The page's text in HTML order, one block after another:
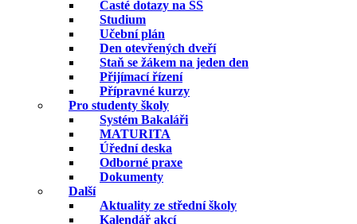
Časté dotazy na SŠ
Studium
Učební plán
Den otevřených dveří
Staň se žákem na jeden den
Přijímací řízení
Přípravné kurzy
Pro studenty školy
Systém Bakaláři
MATURITA
Úřední deska
Odborné praxe
Dokumenty
Další
Aktuality ze střední školy
Kalendář akcí